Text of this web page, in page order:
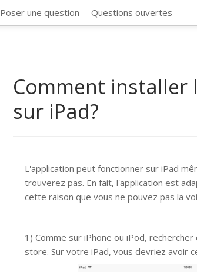
Poser une question Questions ouvertes
Comment installer
sur iPad?
L'application peut fonctionner sur iPad
trouverez pas. En fait, l'application est
cette raison que vous ne pouvez pas la
1) Comme sur iPhone ou iPod,
store. Sur votre iPad, vous devriez avoir